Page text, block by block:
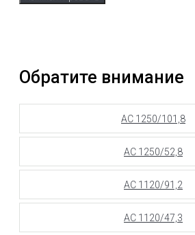
Обратите внимание
АС 1250/101,8
АС 1250/52,8
АС 1120/91,2
АС 1120/47,3